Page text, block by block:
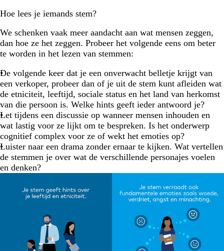
Hoe lees je iemands stem?
We schenken vaak meer aandacht aan wat mensen zeggen,
dan hoe ze het zeggen. Probeer het volgende eens om beter
te worden in het lezen van stemmen:
De volgende keer dat je een onverwacht belletje krijgt van
een verkoper, probeer dan of je uit de stem kunt afleiden wat
de etniciteit, leeftijd, sociale status en het land van herkomst
van die persoon is. Welke hints geeft ieder antwoord je?
Let tijdens een discussie op wanneer mensen inhouden en
wat lastig voor ze lijkt om te bespreken. Is het onderwerp
cognitief complex voor ze of wekt het emoties op?
Luister naar een drama zonder ernaar te kijken. Wat vertellen
de stemmen je over wat de verschillende personajes voelen
en denken?